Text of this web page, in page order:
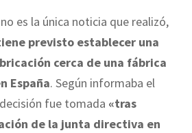
es la única noticia que realizó,
previsto establecer una
cerca de una fábrica
España. Según informaba el
fue tomada «tras
de la junta directiva en